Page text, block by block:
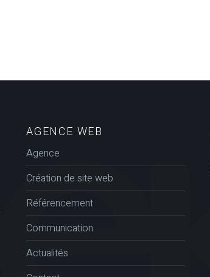
AGENCE WEB
Agence
Création de site web
Référencement
Communication
Actualités